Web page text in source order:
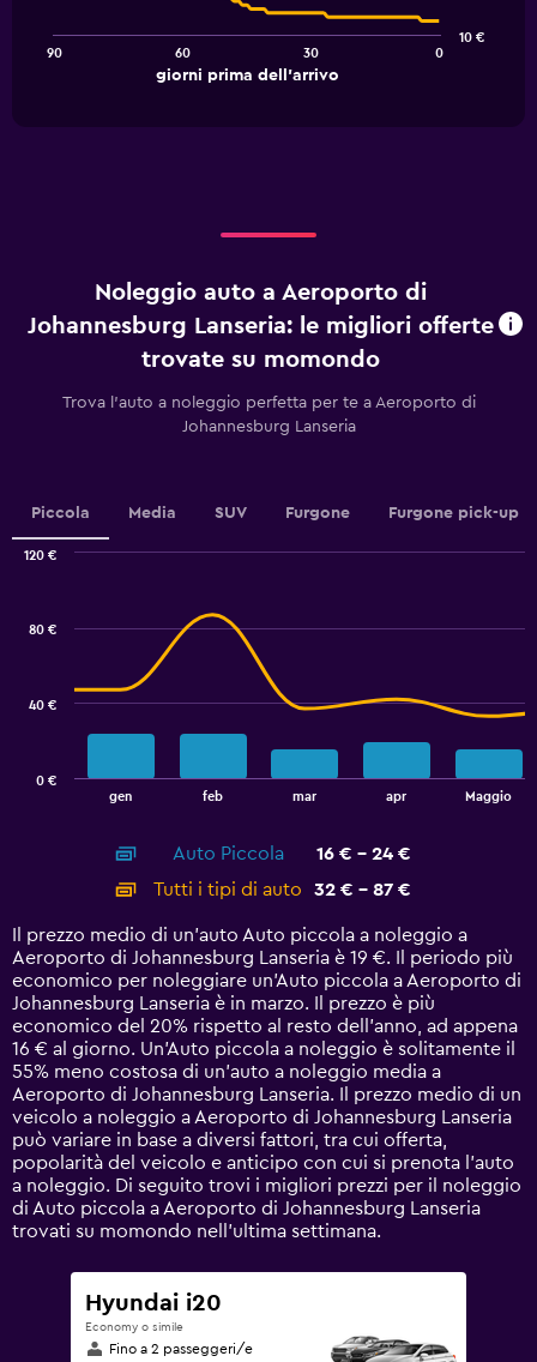
The
Range:
91
categories.
has
values.
Range:
10
giorni prima dell'arrivo
90 60 30 0
10 €
Noleggio auto a Aeroporto di
Johannesburg Lanseria: le migliori offerte
trovate su momondo
Trova l'auto a noleggio perfetta per te a Aeroporto di
Johannesburg Lanseria
Piccola Media SUV Furgone Furgone pick-up
14
categories.
The
chart
has
1
Y
axis
displaying
values.
Range:
0
to
120.
gen feb mar apr Maggio
0 €
40 €
80 €
120 €
Auto Piccola
16 € - 24 €
Tutti i tipi di auto
32 € - 87 €
Il prezzo medio di un'auto Auto piccola a noleggio a
Aeroporto di Johannesburg Lanseria è 19 €. Il periodo più
economico per noleggiare un'Auto piccola a Aeroporto di
Johannesburg Lanseria è in marzo. Il prezzo è più
economico del 20% rispetto al resto dell'anno, ad appena
16 € al giorno. Un'Auto piccola a noleggio è solitamente il
55% meno costosa di un'auto a noleggio media a
Aeroporto di Johannesburg Lanseria. Il prezzo medio di un
veicolo a noleggio a Aeroporto di Johannesburg Lanseria
può variare in base a diversi fattori, tra cui offerta,
popolarità del veicolo e anticipo con cui si prenota l'auto
a noleggio. Di seguito trovi i migliori prezzi per il noleggio
di Auto piccola a Aeroporto di Johannesburg Lanseria
trovati su momondo nell'ultima settimana.
Hyundai i20
Economy o simile
Fino a 2 passeggeri/e